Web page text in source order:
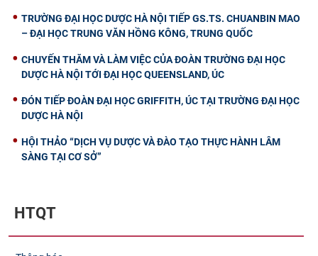
TRƯỜNG ĐẠI HỌC DƯỢC HÀ NỘI TIẾP GS.TS. CHUANBIN MAO
– ĐẠI HỌC TRUNG VĂN HỒNG KÔNG, TRUNG QUỐC
CHUYẾN THĂM VÀ LÀM VIỆC CỦA ĐOÀN TRƯỜNG ĐẠI HỌC
DƯỢC HÀ NỘI TỚI ĐẠI HỌC QUEENSLAND, ÚC
ĐÓN TIẾP ĐOÀN ĐẠI HỌC GRIFFITH, ÚC TẠI TRƯỜNG ĐẠI HỌC
DƯỢC HÀ NỘI
HỘI THẢO “DỊCH VỤ DƯỢC VÀ ĐÀO TẠO THỰC HÀNH LÂM
SÀNG TẠI CƠ SỞ”
HTQT